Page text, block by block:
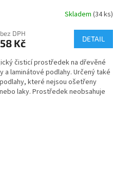
Skladem (34 ks)
DPH
Kč DETAIL
čisticí prostředek na dřevěné
a laminátové podlahy. Určený také
které nejsou ošetřeny
laky. Prostředek neobsahuje